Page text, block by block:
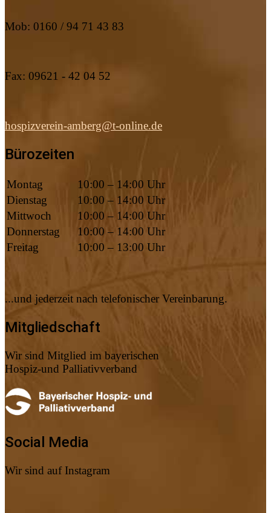
Mob: 0160 / 94 71 43 83
Fax: 09621 - 42 04 52
hospizverein-amberg@t-online.de
Bürozeiten
Montag
10:00 – 14:00 Uhr
Dienstag
10:00 – 14:00 Uhr
Mittwoch
10:00 – 14:00 Uhr
Donnerstag
10:00 – 14:00 Uhr
Freitag
10:00 – 13:00 Uhr
...und jederzeit nach telefonischer Vereinbarung.
Mitgliedschaft
Wir sind Mitglied im bayerischen
Hospiz-und Palliativverband
Social Media
Wir sind auf Instagram